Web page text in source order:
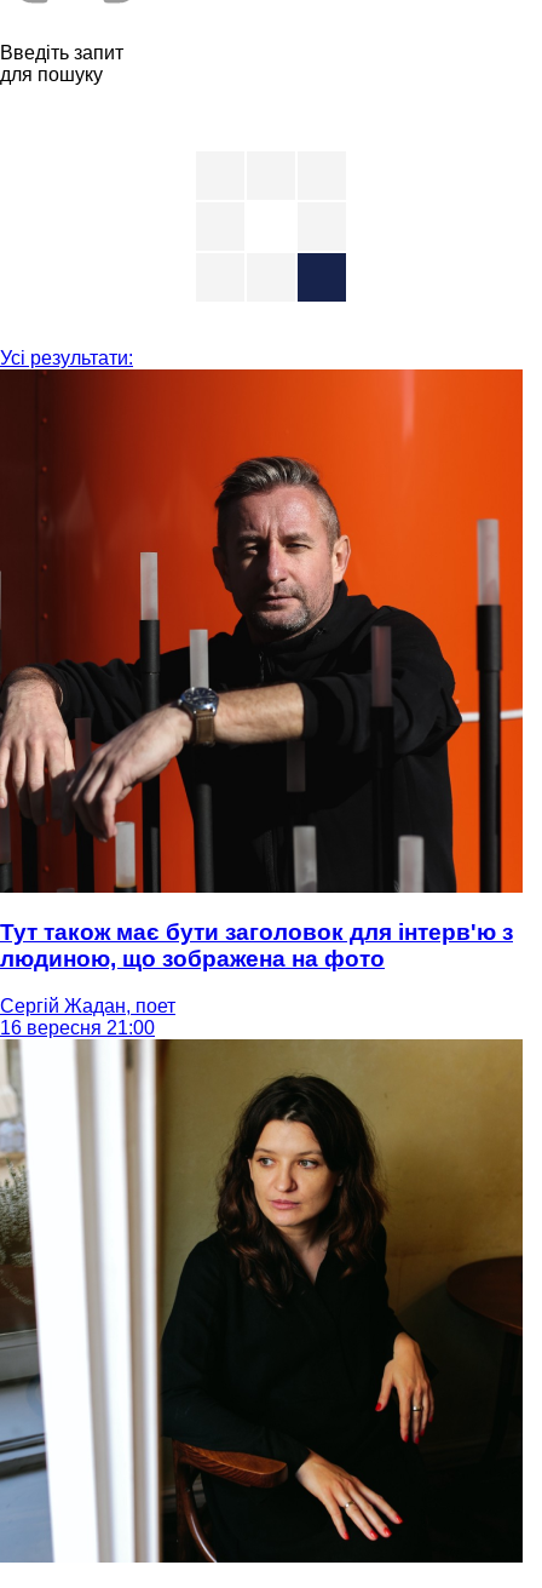
Введіть запит
для пошуку
Усі результати:
Тут також має бути заголовок для інтерв'ю з
людиною, що зображена на фото
Сергій Жадан, поет
16 вересня 21:00